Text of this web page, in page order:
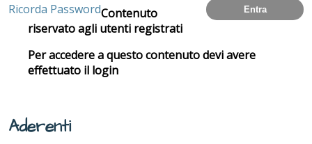
Ricorda PasswordContenuto
riservato agli utenti registrati
Per accedere a questo contenuto devi avere
effettuato il login
Aderenti